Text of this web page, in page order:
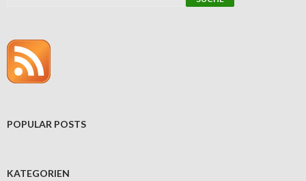
POPULAR POSTS
KATEGORIEN